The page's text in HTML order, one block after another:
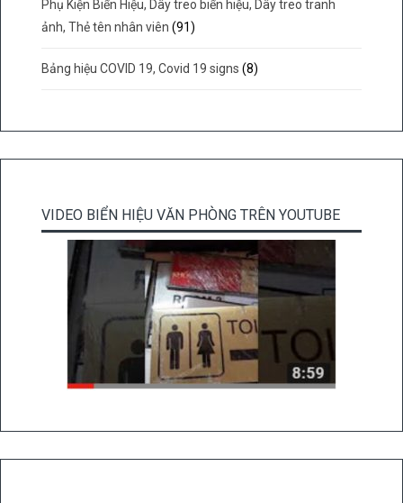
Phụ Kiện Biển Hiệu, Dây treo biển hiệu, Dây treo tranh
ảnh, Thẻ tên nhân viên (91)
Bảng hiệu COVID 19, Covid 19 signs (8)
VIDEO BIỂN HIỆU VĂN PHÒNG TRÊN YOUTUBE